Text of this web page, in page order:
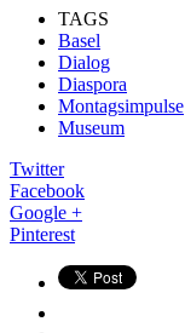
TAGS
Basel
Dialog
Diaspora
Montagsimpulse
Museum
Twitter
Facebook
Google +
Pinterest